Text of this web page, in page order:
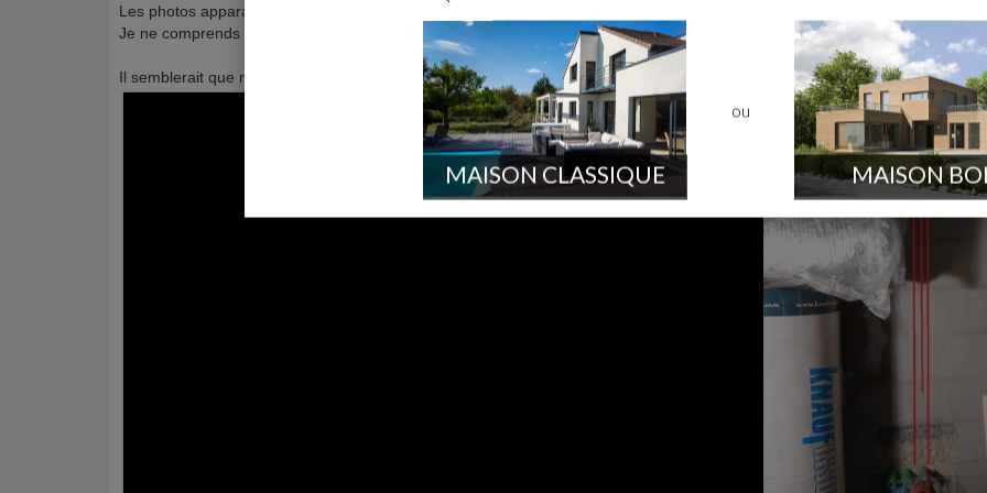
Les photos apparaissent bien avant de poster l'article.
Je ne comprends pas pourquoi ?
Il semblerait que maintenant cela fonctionne.
MAISON CLASSIQUE
ou
MAISON